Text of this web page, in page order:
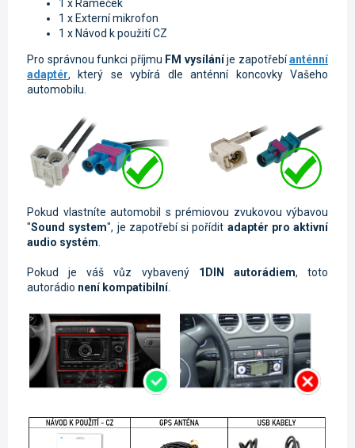
1 x Rámeček
1 x Externí mikrofon
1 x Návod k použití CZ
Pro správnou funkci příjmu FM vysílání je zapotřebí anténní
adaptér, který se vybírá dle anténní koncovky Vašeho
automobilu.
Pokud vlastníte automobil s prémiovou zvukovou výbavou
"Sound system", je zapotřebí si pořídit adaptér pro aktivní
audio systém
Pokud je váš vůz vybavený 1DIN autorádiem, toto
autorádio není kompatibilní.